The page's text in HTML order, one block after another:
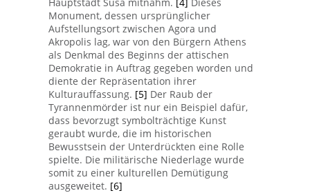
Monument, dessen ursprünglicher
Aufstellungsort zwischen Agora und
Akropolis lag, war von den Bürgern Athens
als Denkmal des Beginns der attischen
Demokratie in Auftrag gegeben worden und
diente der Repräsentation ihrer
Kulturauffassung. [5] Der Raub der
Tyrannenmörder ist nur ein Beispiel dafür,
dass bevorzugt symbolträchtige Kunst
geraubt wurde, die im historischen
Bewusstsein der Unterdrückten eine Rolle
spielte. Die militärische Niederlage wurde
somit zu einer kulturellen Demütigung
ausgeweitet. [6]